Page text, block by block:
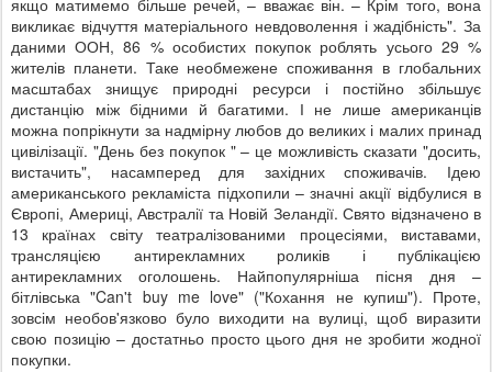
якщо матимемо більше речей, – вважає він. – Крім того, вона
викликає відчуття матеріального невдоволення і жадібність". За
даними ООН, 86 % особистих покупок роблять усього 29 %
жителів планети. Таке необмежене споживання в глобальних
масштабах знищує природні ресурси і постійно збільшує
дистанцію між бідними й багатими. І не лише американців
можна попрікнути за надмірну любов до великих і малих принад
цивілізації. "День без покупок " – це можливість сказати "досить,
вистачить", насамперед для західних споживачів. Ідею
американського рекламіста підхопили – значні акції відбулися в
Європі, Америці, Австралії та Новій Зеландії. Свято відзначено в
13 країнах світу театралізованими процесіями, виставами,
трансляцією антирекламних роликів і публікацією
антирекламних оголошень. Найпопулярніша пісня дня –
бітлівська "Can't buy me love" ("Кохання не купиш"). Проте,
зовсім необов'язково було виходити на вулиці, щоб виразити
свою позицію – достатньо просто цього дня не зробити жодної
покупки.